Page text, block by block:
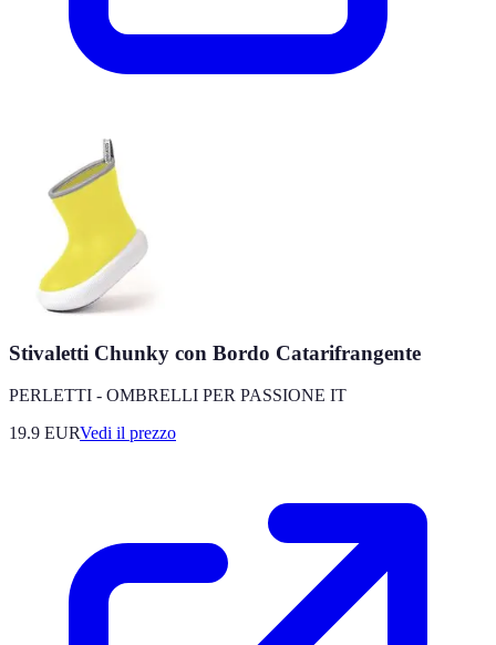
Stivaletti Chunky con Bordo Catarifrangente
PERLETTI - OMBRELLI PER PASSIONE IT
19.9 EURVedi il prezzo